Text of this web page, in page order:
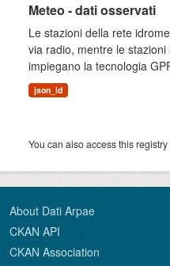
Meteo - dati osservati
Le stazioni della rete
via radio, mentre le
impiegano la tecnologia
json_ld
You can also access this
About Dati Arpae
CKAN API
CKAN Association